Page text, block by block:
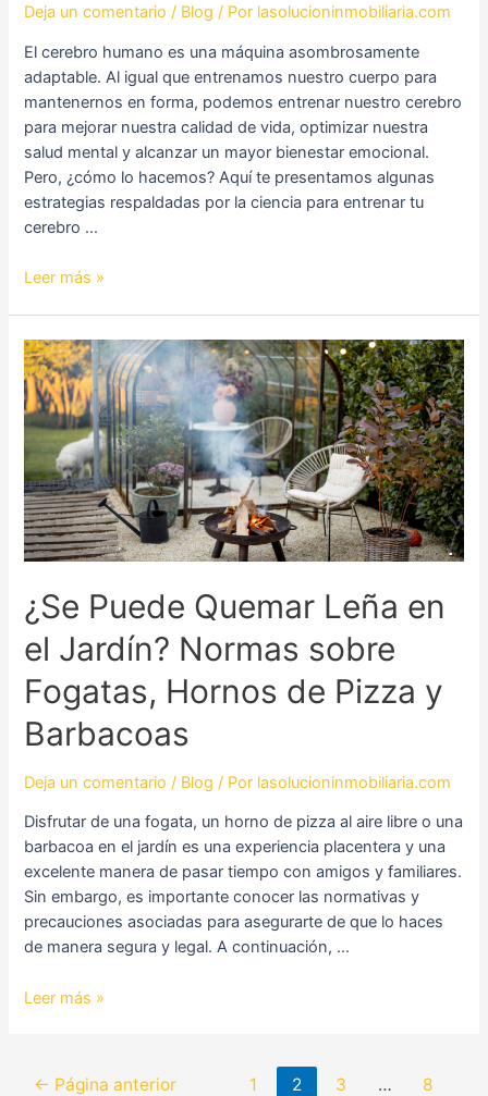
Deja un comentario / Blog / Por lasolucioninmobiliaria.com
El cerebro humano es una máquina asombrosamente
adaptable. Al igual que entrenamos nuestro cuerpo para
mantenernos en forma, podemos entrenar nuestro cerebro
para mejorar nuestra calidad de vida, optimizar nuestra
salud mental y alcanzar un mayor bienestar emocional.
Pero, ¿cómo lo hacemos? Aquí te presentamos algunas
estrategias respaldadas por la ciencia para entrenar tu
cerebro …
Leer más »
¿Se Puede Quemar Leña en
el Jardín? Normas sobre
Fogatas, Hornos de Pizza y
Barbacoas
Deja un comentario / Blog / Por lasolucioninmobiliaria.com
Disfrutar de una fogata, un horno de pizza al aire libre o una
barbacoa en el jardín es una experiencia placentera y una
excelente manera de pasar tiempo con amigos y familiares.
Sin embargo, es importante conocer las normativas y
precauciones asociadas para asegurarte de que lo haces
de manera segura y legal. A continuación, …
¿Se
Puede
Quemar
Leña
en
el
Jardín?
Normas
sobre
Hornos
de
Pizza
y
Barbacoas
Leer más »
← Página anterior 1 2 3 …
8